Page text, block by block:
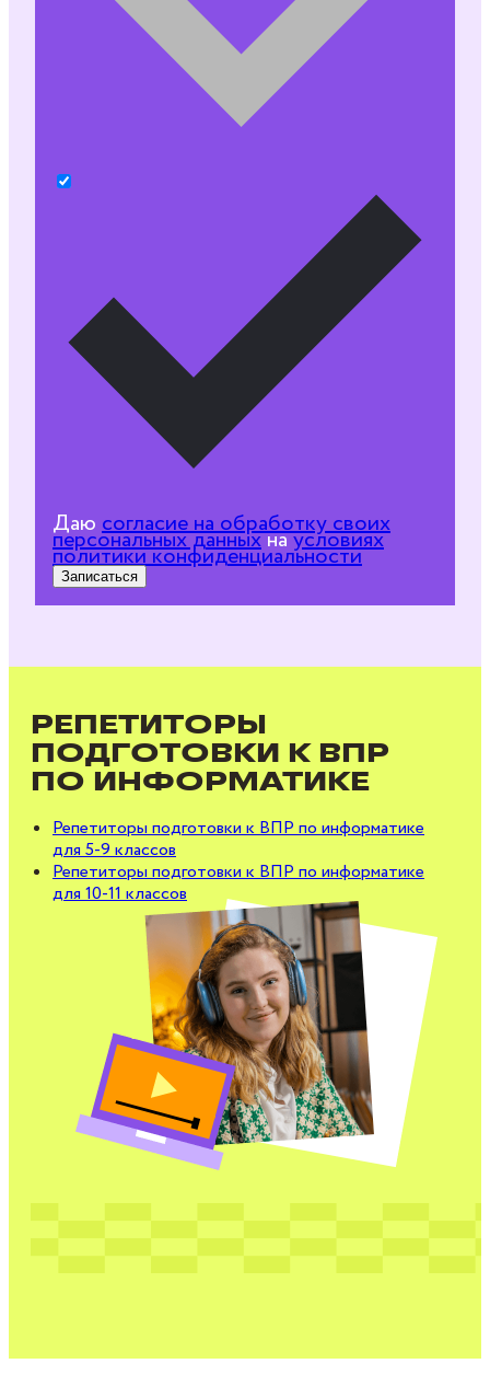
Даю согласие на обработку своих
персональных данныхнаусловиях
политики конфиденциальности
Записаться
РЕПЕТИТОРЫ
ПОДГОТОВКИ К ВПР
ПО ИНФОРМАТИКЕ
Репетиторы подготовки к ВПР по информатике
для 5‑9 классов
Репетиторы подготовки к ВПР по информатике
для 10‑11 классов